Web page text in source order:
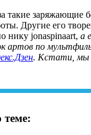
такие заряжающие
Другие его
нику jonaspinaart, а
артов по
. Кстати, мы
теме: